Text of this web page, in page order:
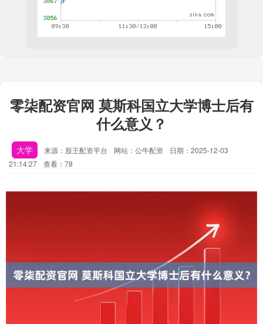
零柒配资官网 莫斯科国立大学博士后有
什么意义？
大学 来源：股王配资平台 网站：公牛配资
日期：2025-12-03
21:14:27
查看：78